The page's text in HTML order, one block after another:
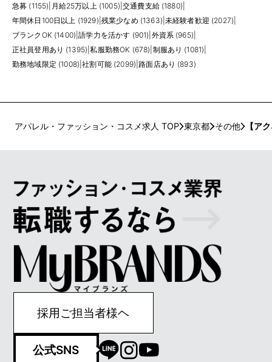
急募 (1155) 月給25万以上 (1005) |交通費支給 (1880)
年間休日100日以上 (1929) 残業少なめ (1363) 未経験者歓迎 (2027)
ブランクOK (1400) |語学力を活かす (901) 外資系 (965)
正社員登用あり (1395) |私服勤務OK (678) 制服あり (1081)
勤務地域限定 (1008) |社割可能 (2099) |路面店あり (893)
アパレル・ファッション・コスメ求人 TOP 東京都 その他 【ア
採用ご担当者様ヘ
公式SNS